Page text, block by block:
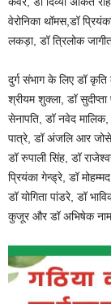
वेरोनिका थॉमस,डॉ
लकड़ा, डॉ त्रिलोक
दुर्ग संभाग के लिए डॉ कृति
श्रीयम शुक्ला, डॉ
सेनापति, डॉ नवेद
पात्रे, डॉ अंजलि आर
डॉ रुपाली सिंह, डॉ
प्रियंका गेन्ड्रे, डॉ
डॉ योगिता पांडरे, डॉ
कुजूर और डॉ अभिषेक